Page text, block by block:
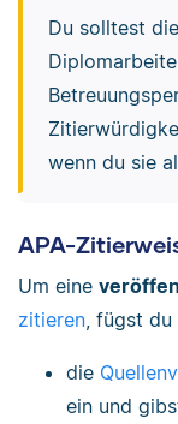
Du solltest
wenn du sie
APA-
Um eine
zitieren , fügst du
die
ein und